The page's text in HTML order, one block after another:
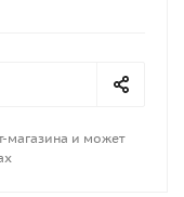
магазина и может